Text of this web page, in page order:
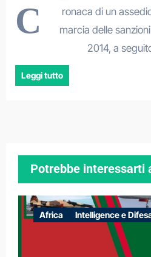
C
ronaca di un
marcia delle
2014, a
Leggi tutto
Potrebbe interessarti
Africa Intelligence e